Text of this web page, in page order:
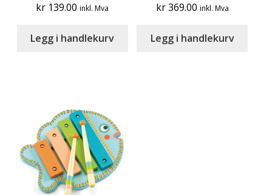
kr 139.00 inkl. Mva
Legg i handlekurv
kr369.00 inkl. Mva
Legg i handlekurv